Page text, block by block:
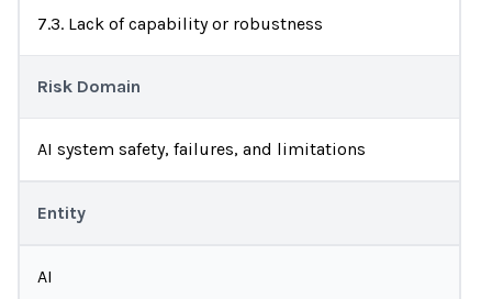
7.3. Lack of capability or robustness
Risk Domain
AI system safety, failures, and limitations
Entity
AI